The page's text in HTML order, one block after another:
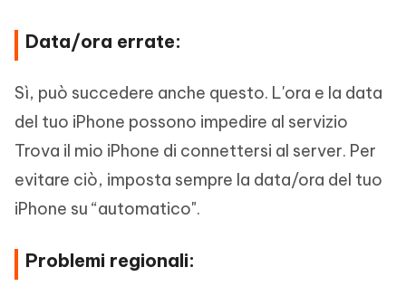
Data/ora errate:
Sì, può succedere anche questo. L'ora e la data
del tuo iPhone possono impedire al servizio
Trova il mio iPhone di connettersi al server. Per
evitare ciò, imposta sempre la data/ora del tuo
iPhone su “automatico".
Problemi regionali: